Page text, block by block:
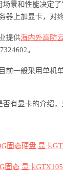
场景和性能决定
器上加显卡，对
提供海内外高防
。
前一般采用单机
否有显卡的介绍
固态硬盘 显卡
固态 显卡